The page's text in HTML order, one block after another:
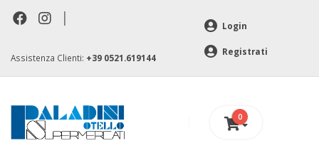
|
Assistenza Clienti: +39 0521.619144
Login
Registrati
0